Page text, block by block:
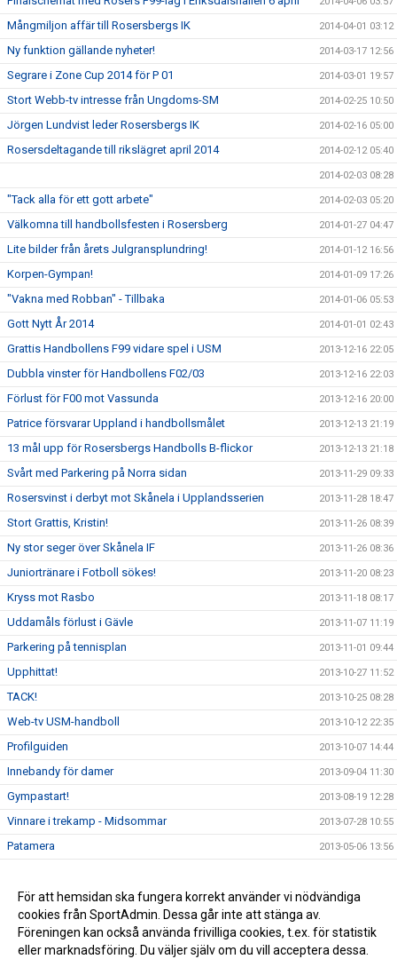
Mångmiljon affär till Rosersbergs IK 2014-04-01 03:12
Ny funktion gällande nyheter! 2014-03-17 12:56
Segrare i Zone Cup 2014 för P 01 2014-03-01 19:57
Stort Webb-tv intresse från Ungdoms-SM 2014-02-25 10:50
Jörgen Lundvist leder Rosersbergs IK 2014-02-16 05:00
Rosersdeltagande till rikslägret april 2014 2014-02-12 05:40
2014-02-03 08:28
"Tack alla för ett gott arbete" 2014-02-03 05:20
Välkomna till handbollsfesten i Rosersberg 2014-01-27 04:47
Lite bilder från årets Julgransplundring! 2014-01-12 16:56
Korpen-Gympan! 2014-01-09 17:26
"Vakna med Robban" - Tillbaka 2014-01-06 05:53
Gott Nytt År 2014 2014-01-01 02:43
Grattis Handbollens F99 vidare spel i USM 2013-12-16 22:05
Dubbla vinster för Handbollens F02/03 2013-12-16 22:03
Förlust för F00 mot Vassunda 2013-12-16 20:00
Patrice försvarar Uppland i handbollsmålet 2013-12-13 21:19
13 mål upp för Rosersbergs Handbolls B-flickor 2013-12-13 21:18
Svårt med Parkering på Norra sidan 2013-11-29 09:33
Rosersvinst i derbyt mot Skånela i Upplandsserien 2013-11-28 18:47
Stort Grattis, Kristin! 2013-11-26 08:39
Ny stor seger över Skånela IF 2013-11-26 08:36
Juniortränare i Fotboll sökes! 2013-11-20 08:23
Kryss mot Rasbo 2013-11-18 08:17
Uddamåls förlust i Gävle 2013-11-07 11:19
Parkering på tennisplan 2013-11-01 09:44
Upphittat! 2013-10-27 11:52
TACK! 2013-10-25 08:28
Web-tv USM-handboll 2013-10-12 22:35
Profilguiden 2013-10-07 14:44
Innebandy för damer 2013-09-04 11:30
Gympastart! 2013-08-19 12:28
Vinnare i trekamp - Midsommar 2013-07-28 10:55
Patamera 2013-05-06 13:56
Valborg 2013 2013-04-30 08:46
Nya medlemsavgifter inom RIK 2013-04-24 09:57
För att hemsidan ska fungera korrekt använder vi nödvändiga
cookies från SportAdmin. Dessa går inte att stänga av.
Föreningen kan också använda frivilliga cookies, t.ex. för statistik
eller marknadsföring. Du väljer själv om du vill acceptera dessa.